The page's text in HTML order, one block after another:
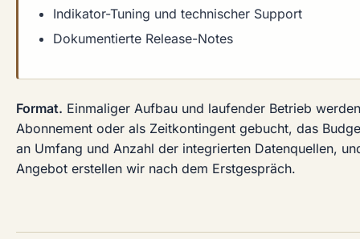
Indikator-Tuning und technischer Support
Dokumentierte Release-Notes
Format. Einmaliger Aufbau und laufender Betrieb
Abonnement oder als Zeitkontingent gebucht, das
an Umfang und Anzahl der integrierten Datenquellen,
Angebot erstellen wir nach dem Erstgespräch.